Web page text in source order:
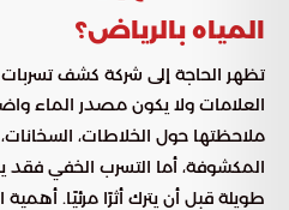
المياه بالرياض؟
تظهر الحاجة إلى شركة كشف تسربات
العلامات ولا يكون مصدر الماء
ملاحظتها حول الخلاطات،
المكشوفة، أما التسرب الخفي فقد
طويلة قبل أن يترك أثرًا مرئيًا.